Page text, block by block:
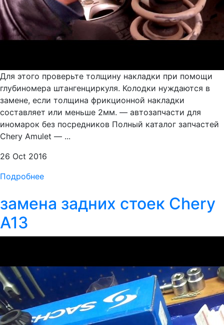
Для этого проверьте толщину накладки при помощи
глубиномера штангенциркуля. Колодки нуждаются в
замене, если толщина фрикционной накладки
составляет или меньше 2мм. — автозапчасти для
иномарок без посредников Полный каталог запчастей
Chery Amulet — ...
26 Oct 2016
Подробнее
замена задних стоек Chery
A13